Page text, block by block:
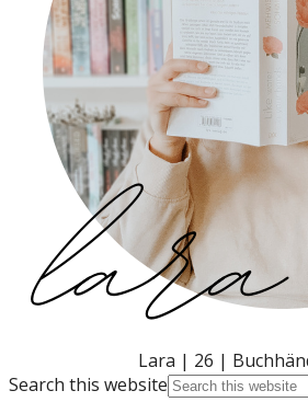
Lara | 26 |
Search this website